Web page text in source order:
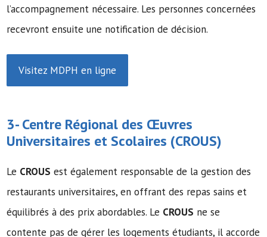
l’accompagnement nécessaire. Les personnes concernées
recevront ensuite une notification de décision.
Visitez MDPH en ligne
3- Centre Régional des Œuvres
Universitaires et Scolaires (CROUS)
Le CROUS est également responsable de la gestion des
restaurants universitaires, en offrant des repas sains et
équilibrés à des prix abordables. Le CROUS ne se
contente pas de gérer les logements étudiants, il accorde